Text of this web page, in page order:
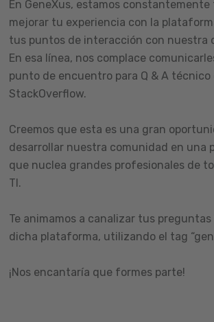
En GeneXus, estamos
mejorar tu experiencia con la
tus puntos de interacción con nuestra
En esa línea, nos complace
punto de encuentro para Q & A técnico
StackOverflow.
Creemos que esta es una gran
desarrollar nuestra comunidad en una
que nuclea grandes profesionales de
TI.
Te animamos a canalizar tus
dicha plataforma, utilizando el tag
¡Nos encantaría que formes parte!